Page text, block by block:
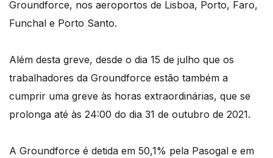
Groundforce, nos aeroportos de Lisboa, Porto, Faro,
Funchal e Porto Santo.
Além desta greve, desde o dia 15 de julho que os
trabalhadores da Groundforce estão também a
cumprir uma greve às horas extraordinárias, que se
prolonga até às 24:00 do dia 31 de outubro de 2021.
A Groundforce é detida em 50,1% pela Pasogal e em